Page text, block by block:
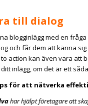
till dialog
blogginlägg med en
och får dem att känna
action kan även vara att
inlägg, om det är ett
för att nätverka
har hjälpt företagare att